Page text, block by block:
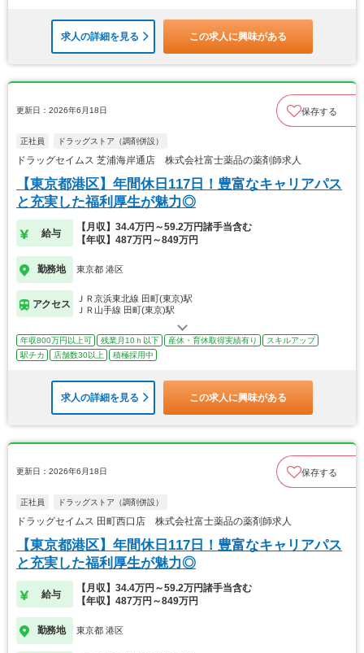
求人の詳細を見る この求人に興味がある
更新日：2026年6月18日 保存する
正社員 ドラッグストア（調剤併設）
ドラッグセイムス 芝浦海岸通店 株式会社富士薬品の薬剤師求人
【東京都港区】年間休日117日！豊富なキャリアパス
と充実した福利厚生が魅力◎
給与
【月収】34.4万円～59.2万円諸手当含む
【年収】487万円～849万円
勤務地 東京都 港区
アクセス
ＪＲ京浜東北線 田町(東京)駅
ＪＲ山手線 田町(東京)駅
年収800万円以上可 残業月10ｈ以下 産休・育休取得実績有り
スキルアップ
駅チカ
店舗数30以上 積極採用中
求人の詳細を見る この求人に興味がある
更新日：2026年6月18日 保存する
正社員 ドラッグストア（調剤併設）
ドラッグセイムス 田町西口店 株式会社富士薬品の薬剤師求人
【東京都港区】年間休日117日！豊富なキャリアパス
と充実した福利厚生が魅力◎
給与
【月収】34.4万円～59.2万円諸手当含む
【年収】487万円～849万円
勤務地 東京都 港区